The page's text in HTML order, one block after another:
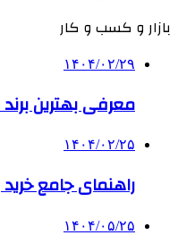
بازار و کسب و کار
۱۴۰۴/۰۲/۲۹
معرفی بهترین
۱۴۰۴/۰۲/۲۵
راهنمای جامع
۱۴۰۴/۰۵/۲۵